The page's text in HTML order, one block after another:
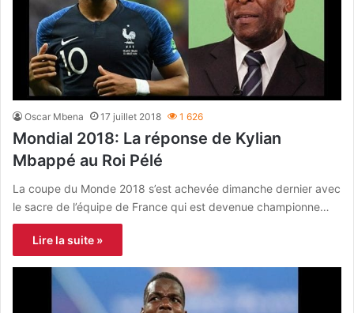
Oscar Mbena 17 juillet 2018 1 626
Mondial 2018: La réponse de Kylian
Mbappé au Roi Pélé
La coupe du Monde 2018 s’est achevée dimanche dernier avec
le sacre de l’équipe de France qui est devenue championne…
Lire la suite »